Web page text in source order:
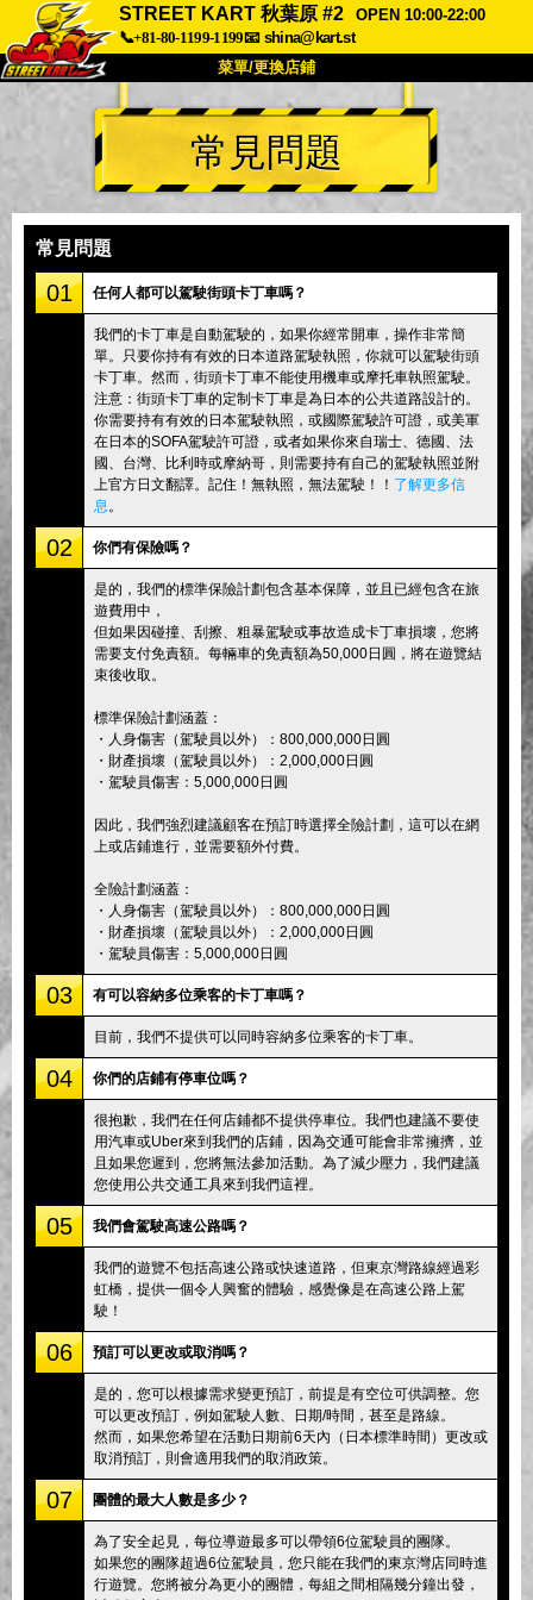
STREET KART 秋葉原 #2
OPEN 10:00-22:00
📞+81-80-1199-1199📧 shina@kart.st
菜單/更換店鋪
首頁
關於 規格 價格
公司
更換店鋪
東京品川 #1 東京秋葉原#1
東京秋葉原#2 東京澀谷
東京澀谷附屬 東京灣
東京淺草 大阪
沖繩
常見問題
常見問題
01 任何人都可以駕駛街頭卡丁車嗎？
我們的卡丁車是自動駕駛的，如果你經常開車，操作非常簡
單。只要你持有有效的日本道路駕駛執照，你就可以駕駛街頭
卡丁車。然而，街頭卡丁車不能使用機車或摩托車執照駕駛。
注意：街頭卡丁車的定制卡丁車是為日本的公共道路設計的。
你需要持有有效的日本駕駛執照，或國際駕駛許可證，或美軍
在日本的SOFA駕駛許可證，或者如果你來自瑞士、德國、法
國、台灣、比利時或摩納哥，則需要持有自己的駕駛執照並附
上官方日文翻譯。記住！無執照，無法駕駛！！ 了解更多信
息 。
02 你們有保險嗎？
是的，我們的標準保險計劃包含基本保障，並且已經包含在旅
遊費用中，
但如果因碰撞、刮擦、粗暴駕駛或事故造成卡丁車損壞，您將
需要支付免責額。每輛車的免責額為50,000日圓，將在遊覽結
束後收取。
標準保險計劃涵蓋：
・人身傷害（駕駛員以外）：800,000,000日圓
・財產損壞（駕駛員以外）：2,000,000日圓
・駕駛員傷害：5,000,000日圓
因此，我們強烈建議顧客在預訂時選擇全險計劃，這可以在網
上或店鋪進行，並需要額外付費。
全險計劃涵蓋：
・人身傷害（駕駛員以外）：800,000,000日圓
・財產損壞（駕駛員以外）：2,000,000日圓
・駕駛員傷害：5,000,000日圓
03 有可以容納多位乘客的卡丁車嗎？
目前，我們不提供可以同時容納多位乘客的卡丁車。
04 你們的店鋪有停車位嗎？
很抱歉，我們在任何店鋪都不提供停車位。我們也建議不要使
用汽車或Uber來到我們的店鋪，因為交通可能會非常擁擠，並
且如果您遲到，您將無法參加活動。為了減少壓力，我們建議
您使用公共交通工具來到我們這裡。
05 我們會駕駛高速公路嗎？
我們的遊覽不包括高速公路或快速道路，但東京灣路線經過彩
虹橋，提供一個令人興奮的體驗，感覺像是在高速公路上駕
駛！
06 預訂可以更改或取消嗎？
是的，您可以根據需求變更預訂，前提是有空位可供調整。您
可以更改預訂，例如駕駛人數、日期/時間，甚至是路線。
然而，如果您希望在活動日期前6天內（日本標準時間）更改或
取消預訂，則會適用我們的取消政策。
07 團體的最大人數是多少？
為了安全起見，每位導遊最多可以帶領6位駕駛員的團隊。
如果您的團隊超過6位駕駛員，您只能在我們的東京灣店同時進
行遊覽。您將被分為更小的團體，每組之間相隔幾分鐘出發，